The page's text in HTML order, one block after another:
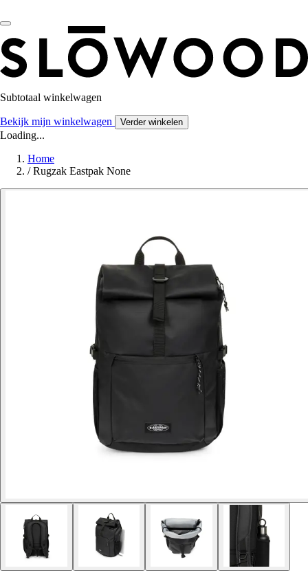
Subtotaal winkelwagen
Bekijk mijn winkelwagen Verder winkelen
Loading...
Home
/ Rugzak Eastpak None